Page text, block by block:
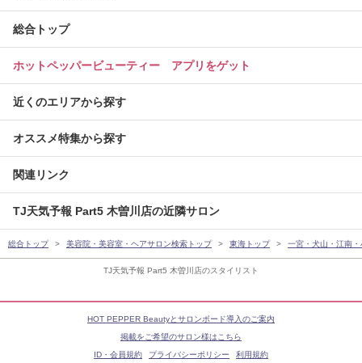
TJ天気予報 Part5 木曽川店のスタイリスト
総合トップ
ホットペッパービューティー アプリをゲット
近くのエリアから探す
オススメ特集から探す
関連リンク
TJ天気予報 Part5 木曽川店の近隣サロン
総合トップ 美容院・美容室・ヘアサロン検索トップ 東海トップ 一宮・犬山・江南
HOT PEPPER Beautyとサロンボード導入のご案内
掲載をご希望のサロン様はこちら
ID・会員規約
プライバシーポリシー 利用規約